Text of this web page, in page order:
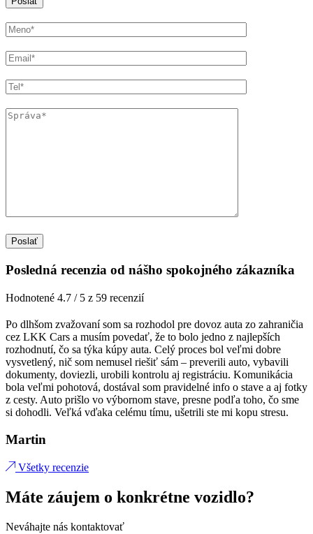
Posledná recenzia od nášho spokojného zákazníka
Hodnotené 4.7 / 5 z 59 recenzií
Po dlhšom zvažovaní som sa rozhodol pre dovoz auta zo zahraničia
cez LKK Cars a musím povedať, že to bolo jedno z najlepších
rozhodnutí, čo sa týka kúpy auta. Celý proces bol veľmi dobre
vysvetlený, nič som nemusel riešiť sám – preverili auto, vybavili
dokumenty, doviezli, urobili kontrolu aj registráciu. Komunikácia
bola veľmi pohotová, dostával som pravidelné info o stave a aj fotky
z cesty. Auto prišlo vo výbornom stave, presne podľa toho, čo sme
si dohodli. Veľká vďaka celému tímu, ušetrili ste mi kopu stresu.
Martin
Všetky recenzie
Máte záujem o konkrétne vozidlo?
Neváhajte nás kontaktovať